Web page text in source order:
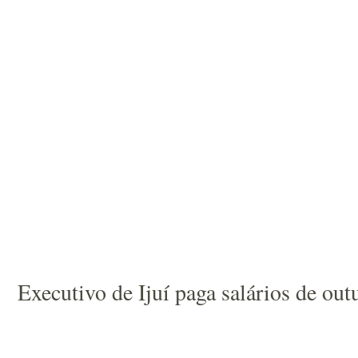
Executivo de Ijuí paga salários de